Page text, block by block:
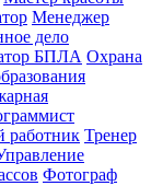
Менеджер
дело
БПЛА Охрана
работник Тренер
Фотограф